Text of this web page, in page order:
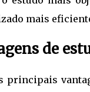
mais
de
principais